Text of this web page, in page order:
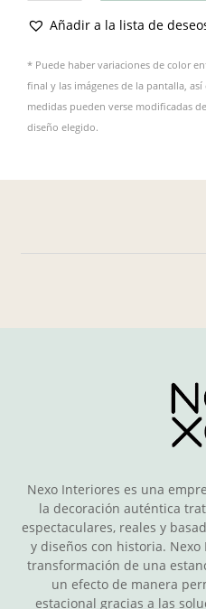
Añadir a la lista de
* Puede haber variaciones de color
final y las imágenes de la pantalla, así
medidas pueden verse modificadas
diseño elegido.
Nexo Interiores es una
la decoración auténtica
espectaculares, reales y
y diseños con historia.
transformación de una
un efecto de manera
estacional gracias a las